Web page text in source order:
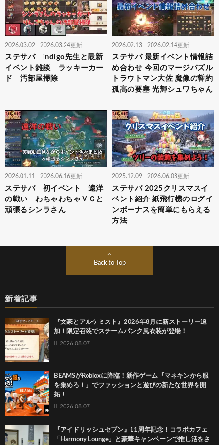
2026.03.02 2026.03.24更新
ステサバ indigo先生と最新
イベント雑談 ラッキーカー
ド 汚部屋掃除
2026.02.13 2026.02.14更新
ステサバ 最新イベント情報詰
め合わせ 今回のマージパズル
トラウトマン大佐 魔像の誓約
孤高の要塞 光輝シュワちゃん
2026.01.11 2026.06.16更新
ステサバ 初イベント 遠洋
の戦い わちゃわちゃＶＣと
頑張るシンラさん
2025.12.09 2026.06.03更新
ステサバ 2025クリスマスイ
ベント紹介 紙飛行機のログイ
ンボーナスを簡単にもらえる
方法
Back to Top
新着記事
『文豪とアルケミスト』2026年8月に新ストーリー追
加！限定召装でスチームパンク風衣装が登場！
2026.08.07
BEAMSがRobloxに降臨！新作ゲーム『マネキンから服
を集めろ！』でファッションと遊びの新たな世界を開
拓！
2026.08.07
『アイドリッシュセブン』11周年記念！コラボカフェ
「Harmony Lounge」と豪華キャンペーンで推し活をさ